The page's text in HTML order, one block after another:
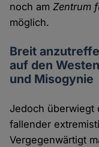
noch amZentrum
möglich.
Breit
auf den
und Misogynie
Jedoch überwiegt
fallender
Vergegenwärtigt